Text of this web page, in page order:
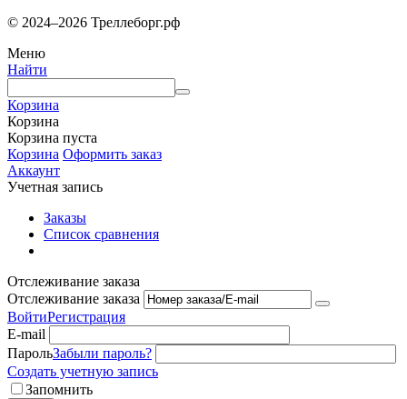
© 2024–2026 Треллеборг.рф
Меню
Найти
Корзина
Корзина
Корзина пуста
Корзина Оформить заказ
Аккаунт
Учетная запись
Заказы
Список сравнения
Отслеживание заказа
Отслеживание заказа
ВойтиРегистрация
E-mail
ПарольЗабыли пароль?
Создать учетную запись
Запомнить